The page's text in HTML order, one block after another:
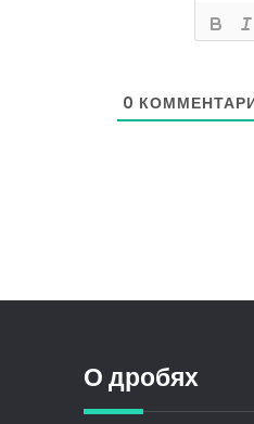
0
О дробях